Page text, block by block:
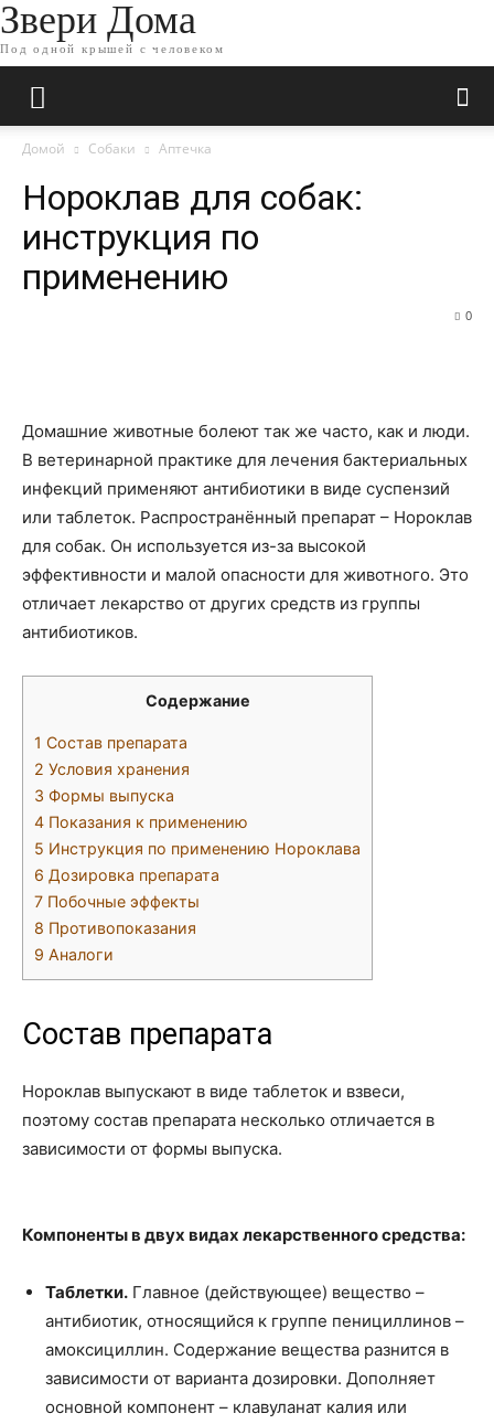
Звери Дома
Под одной крышей с человеком
Домой Собаки Аптечка
Нороклав для собак:
инструкция по
применению
0
Домашние животные болеют так же часто, как и люди.
В ветеринарной практике для лечения бактериальных
инфекций применяют антибиотики в виде суспензий
или таблеток. Распространённый препарат – Нороклав
для собак. Он используется из-за высокой
эффективности и малой опасности для животного. Это
отличает лекарство от других средств из группы
антибиотиков.
Содержание
1 Состав препарата
2 Условия хранения
3 Формы выпуска
4 Показания к применению
5 Инструкция по применению Нороклава
6 Дозировка препарата
7 Побочные эффекты
8 Противопоказания
9 Аналоги
Состав препарата
Нороклав выпускают в виде таблеток и взвеси,
поэтому состав препарата несколько отличается в
зависимости от формы выпуска.
Компоненты в двух видах лекарственного средства:
Таблетки. Главное (действующее) вещество –
антибиотик, относящийся к группе пенициллинов –
амоксициллин. Содержание вещества разнится в
зависимости от варианта дозировки. Дополняет
основной компонент – клавуланат калия или